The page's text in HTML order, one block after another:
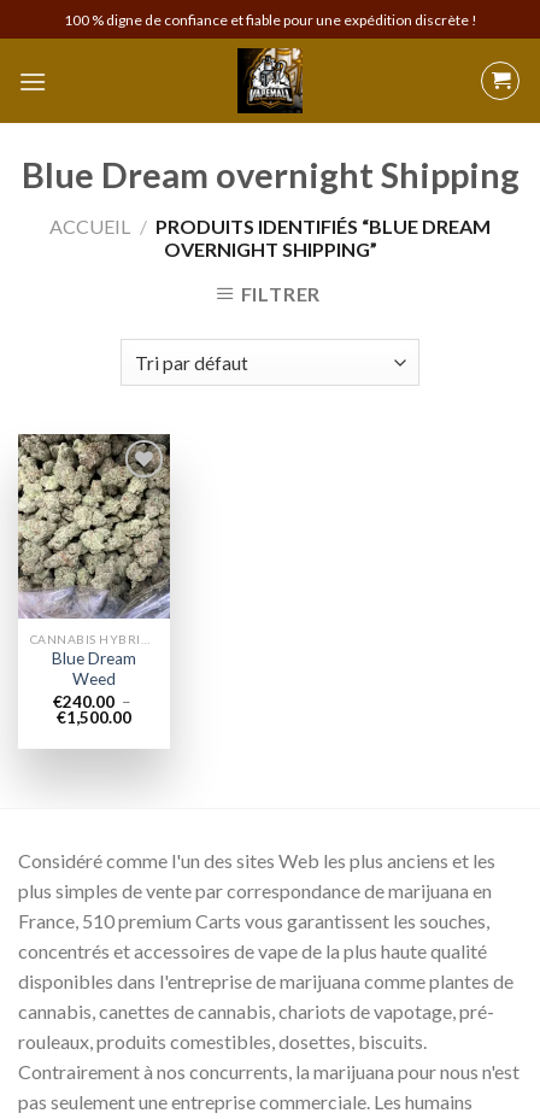
to
content
100 % digne de confiance et fiable pour une expédition discrète !
Blue Dream overnight Shipping
ACCUEIL / PRODUITS IDENTIFIÉS “BLUE DREAM
OVERNIGHT SHIPPING”
FILTRER
Add to
wishlist
Blue Dream
Weed
€240.00 –
€1,500.00Plage
prix :
Considéré comme l'un des sites Web les plus anciens et les
plus simples de vente par correspondance de marijuana en
France, 510 premium Carts vous garantissent les souches,
concentrés et accessoires de vape de la plus haute qualité
disponibles dans l'entreprise de marijuana comme plantes de
cannabis, canettes de cannabis, chariots de vapotage, pré-
rouleaux, produits comestibles, dosettes, biscuits.
Contrairement à nos concurrents, la marijuana pour nous n'est
pas seulement une entreprise commerciale. Les humains